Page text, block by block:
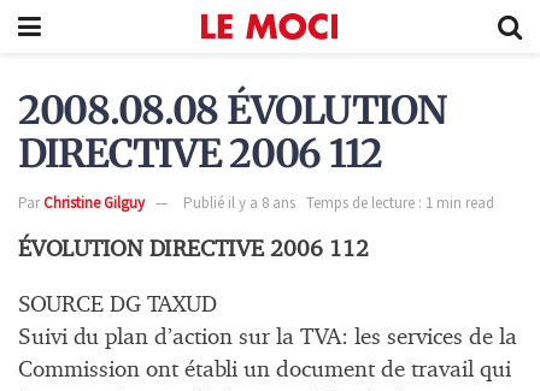
2008.08.08 ÉVOLUTION
DIRECTIVE 2006 112
ParChristine Gilguy Publié il y a 8 ans Temps de lecture : 1 min read
ÉVOLUTION DIRECTIVE 2006 112
SOURCE DG TAXUD
Suivi du plan d’action sur la TVA: les services de la
Commission ont établi un document de travail qui